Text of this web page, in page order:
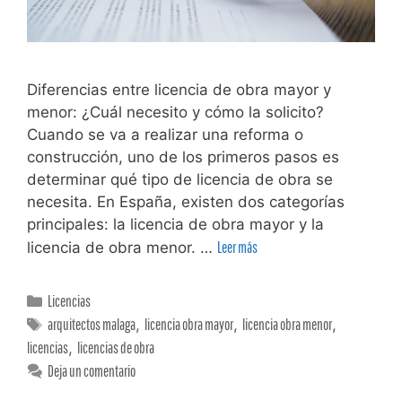
Diferencias entre licencia de obra mayor y
menor: ¿Cuál necesito y cómo la solicito?
Cuando se va a realizar una reforma o
construcción, uno de los primeros pasos es
determinar qué tipo de licencia de obra se
necesita. En España, existen dos categorías
principales: la licencia de obra mayor y la
licencia de obra menor. … Leer más
Licencias
arquitectos malaga, licencia obra mayor, licencia obra menor,
licencias, licencias de obra
Deja un comentario